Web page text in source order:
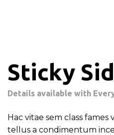
Sticky
Details available with
Hac vitae sem class
tellus a condimentum